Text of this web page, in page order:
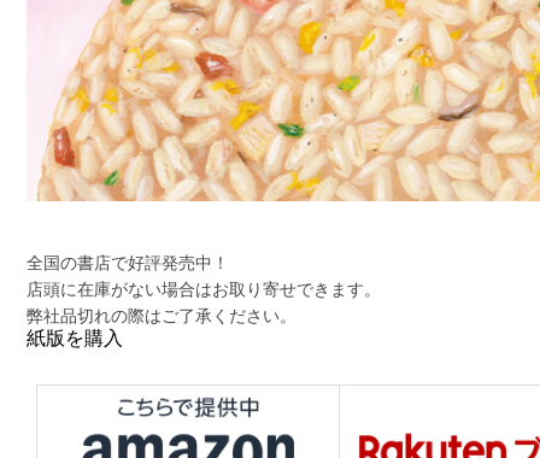
全国の書店で好評発売中！
店頭に在庫がない場合はお取り寄せできます。
弊社品切れの際はご了承ください。
紙版を購入